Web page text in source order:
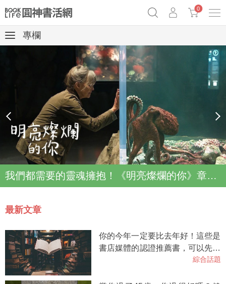
《祕密》作者最新《致富》公開 奧德賽女巫瑟西
Netflix話題章魚小說！
0
專欄
我們都需要的靈魂擁抱！《明亮燦爛的你》章魚故事登上Netflix登上Top2
prev next
最新文章
你的今年一定要比去年好！這些是
書店媒體的認證推薦書，可以先從
綜合話題